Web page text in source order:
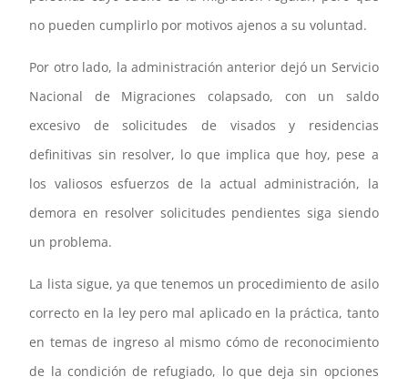
no pueden cumplirlo por motivos ajenos a su voluntad.
Por otro lado, la administración anterior dejó un Servicio
Nacional de Migraciones colapsado, con un saldo
excesivo de solicitudes de visados y residencias
definitivas sin resolver, lo que implica que hoy, pese a
los valiosos esfuerzos de la actual administración, la
demora en resolver solicitudes pendientes siga siendo
un problema.
La lista sigue, ya que tenemos un procedimiento de asilo
correcto en la ley pero mal aplicado en la práctica, tanto
en temas de ingreso al mismo cómo de reconocimiento
de la condición de refugiado, lo que deja sin opciones